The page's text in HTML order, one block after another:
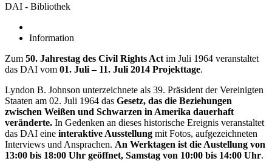
DAI - Bibliothek
Information
Zum 50. Jahrestag des Civil Rights Act im Juli 1964 veranstaltet
das DAI vom 01. Juli – 11. Juli 2014 Projekttage.
Lyndon B. Johnson unterzeichnete als 39. Präsident der Vereinigten
Staaten am 02. Juli 1964 das Gesetz, das die Beziehungen
zwischen Weißen und Schwarzen in Amerika dauerhaft
veränderte. In Gedenken an dieses historische Ereignis veranstaltet
das DAI eine interaktive Ausstellung mit Fotos, aufgezeichneten
Interviews und Ansprachen. An Werktagen ist die Austellung von
13:00 bis 18:00 Uhr geöffnet, Samstag von 10:00 bis 14:00 Uhr.